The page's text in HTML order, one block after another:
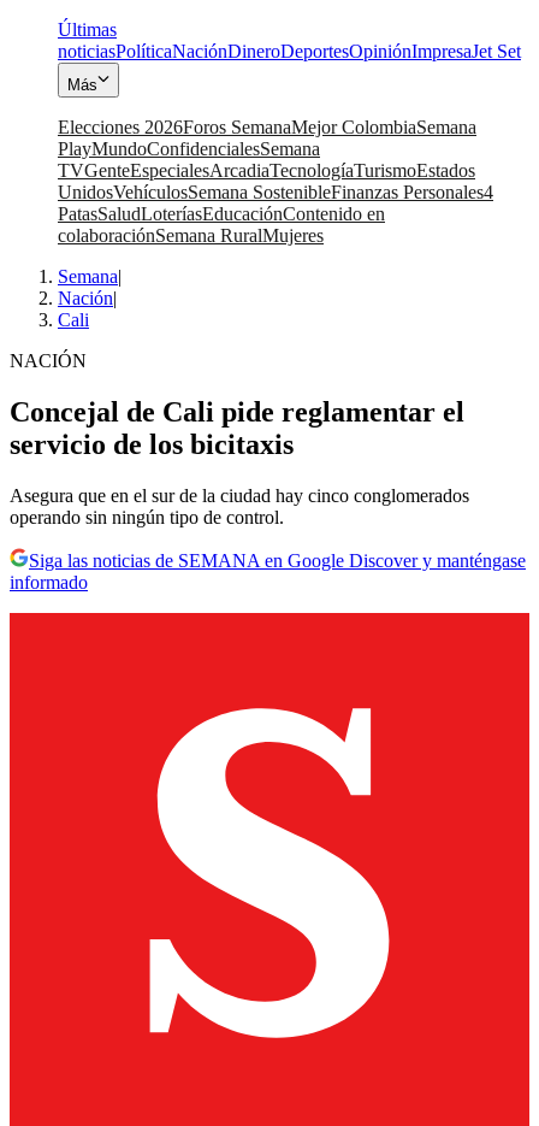
Últimas
noticiasPolíticaNaciónDineroDeportesOpiniónImpresaJet Set
Más
Elecciones 2026Foros SemanaMejor ColombiaSemana
PlayMundoConfidencialesSemana
TVGenteEspecialesArcadiaTecnologíaTurismoEstados
UnidosVehículosSemana SostenibleFinanzas Personales4
PatasSaludLoteríasEducaciónContenido en
colaboraciónSemana RuralMujeres
Semana|
Nación|
Cali
NACIÓN
Concejal de Cali pide reglamentar el
servicio de los bicitaxis
Asegura que en el sur de la ciudad hay cinco conglomerados
operando sin ningún tipo de control.
Siga las noticias de SEMANA en Google Discover y manténgase
informado